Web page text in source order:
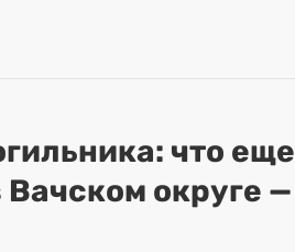
что еще
округе —